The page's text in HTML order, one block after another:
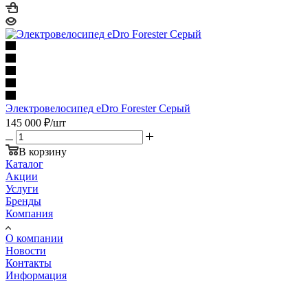
Электровелосипед eDro Forester Серый
145 000 ₽/шт
В корзину
Каталог
Акции
Услуги
Бренды
Компания
О компании
Новости
Контакты
Информация